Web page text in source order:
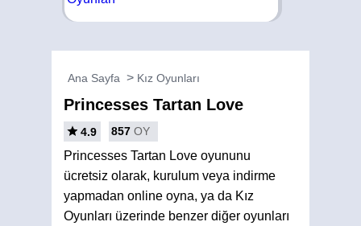
Ana Sayfa Kız Oyunları
Princesses Tartan Love
4.9 857 OY
Princesses Tartan Love oyununu
ücretsiz olarak, kurulum veya indirme
yapmadan online oyna, ya da Kız
Oyunları üzerinde benzer diğer oyunları